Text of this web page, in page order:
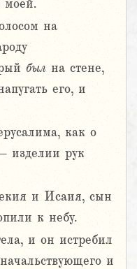
моей.
на
был на стене,
его, и
как о
изделии рук
и Исаия, сын
к небу.
и он истребил
и